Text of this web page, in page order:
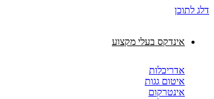
דלג לתוכן
אינדקס בעלי מקצוע
אדריכלות
איטום גגות
אינטרקום